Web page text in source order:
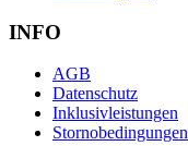
INFO
AGB
Datenschutz
Inklusivleistungen
Stornobedingungen